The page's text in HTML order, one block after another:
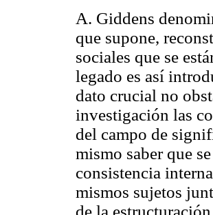
A. Giddens
que supone,
sociales que se
legado es así
dato crucial no
investigación las
del campo de
mismo saber que
consistencia
mismos sujetos
de la